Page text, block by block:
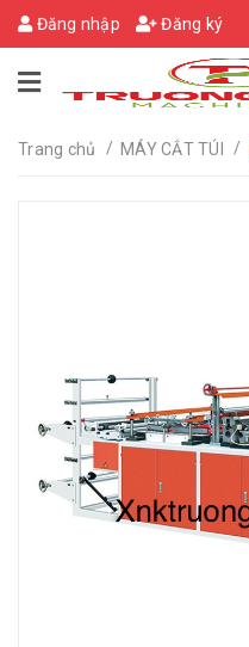
Đăng nhập Đăng ký
Trang chủ / MÁY CẮT TÚI /